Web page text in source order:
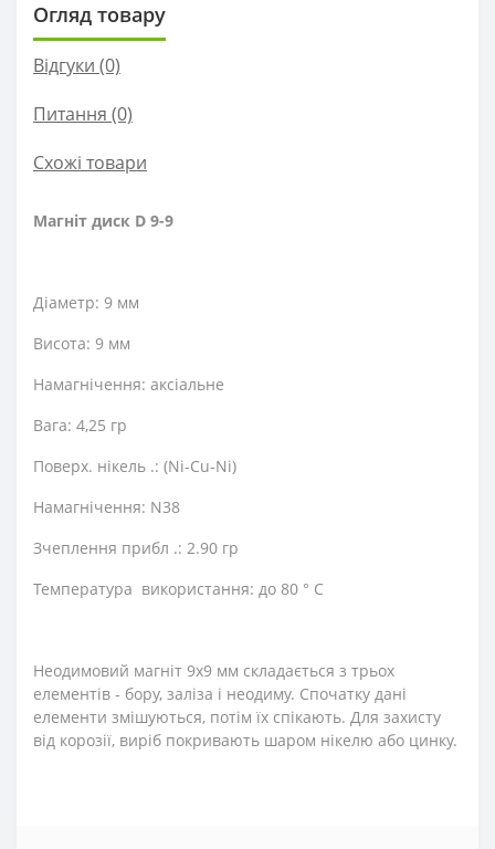
Огляд товару
Відгуки (0)
Питання (0)
Схожі товари
Магніт диск D 9-9
Діаметр: 9 мм
Висота: 9 мм
Намагнічення: аксіальне
Вага: 4,25 гр
Поверх. нікель .: (Ni-Cu-Ni)
Намагнічення: N38
Зчеплення прибл .: 2.90 гр
Температура використання: до 80 ° C
Неодимовий магніт 9х9 мм складається з трьох
елементів - бору, заліза і неодиму. Спочатку дані
елементи змішуються, потім їх спікають. Для захисту
від корозії, виріб покривають шаром нікелю або цинку.